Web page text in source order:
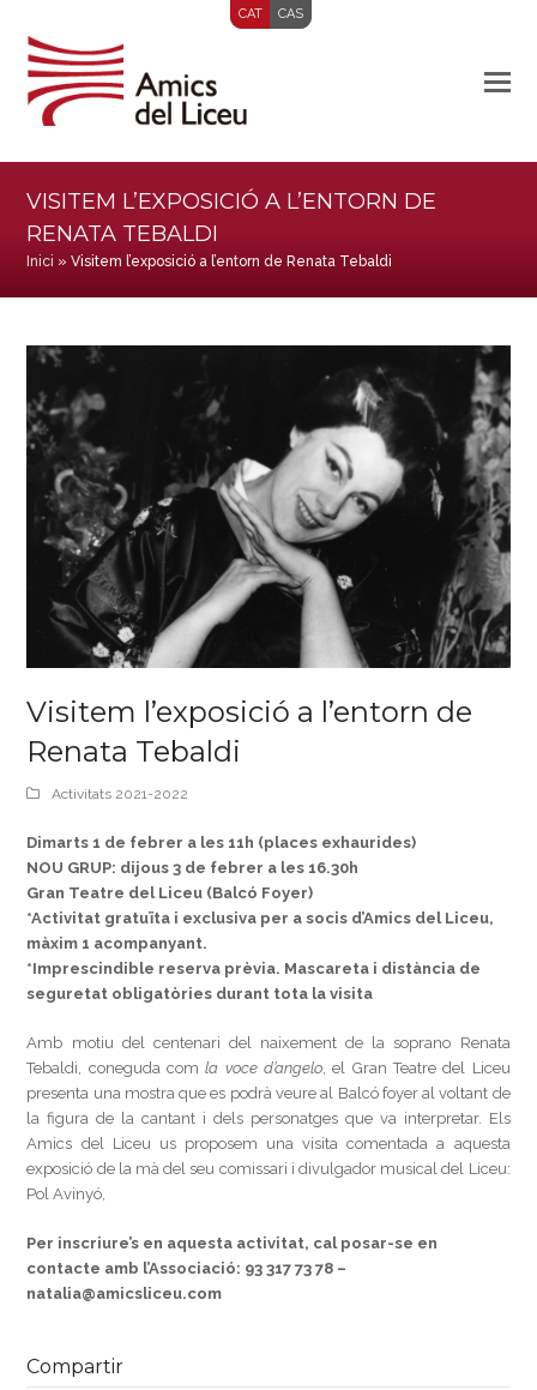
CAT CAS
VISITEM L’EXPOSICIÓ A L’ENTORN DE
RENATA TEBALDI
Inici »Visitem l’exposició a l’entorn de Renata Tebaldi
Visitem l’exposició a l’entorn de
Renata Tebaldi
Activitats 2021-2022
Dimarts 1 de febrer a les 11h (places exhaurides)
NOU GRUP: dijous 3 de febrer a les 16.30h
Gran Teatre del Liceu (Balcó Foyer)
*Activitat gratuïta i exclusiva per a socis d’Amics del Liceu,
màxim 1 acompanyant.
*Imprescindible reserva prèvia. Mascareta i distància de
seguretat obligatòries durant tota la visita
Amb motiu del centenari del naixement de la soprano Renata
Tebaldi, coneguda com la voce d’angelo , el Gran Teatre del Liceu
presenta una mostra que es podrà veure al Balcó foyer al voltant de
la figura de la cantant i dels personatges que va interpretar. Els
Amics del Liceu us proposem una visita comentada a aquesta
exposició de la mà del seu comissari i divulgador musical del Liceu:
Pol Avinyó,
Per inscriure’s en aquesta activitat, cal posar-se en
contacte amb l’Associació: 93 317 73 78 –
natalia@amicsliceu.com
Compartir